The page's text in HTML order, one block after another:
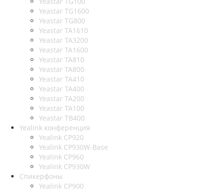
Yeastar TG1600
Yeastar TG800
Yeastar TA1610
Yeastar TA3200
Yeastar TA1600
Yeastar TA810
Yeastar TA800
Yeastar TA410
Yeastar TA400
Yeastar TA200
Yeastar TA100
Yeastar TB400
Yealink конференция
Yealink CP920
Yealink CP930W-Base
Yealink CP960
Yealink CP930W
Спикерфоны
Yealink CP900